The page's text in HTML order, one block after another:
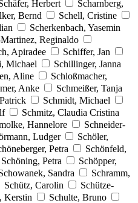
Herbert
Scharnberg,
Bernd
Schell, Cristine
Scherkenbach, Yasemin
Reginaldo
Apiradee
Schiffer, Jan
Michael
Schillinger, Janna
Aline
Schloßmacher,
Anke
Schmeißer, Tanja
Schmidt, Michael
Schmitz, Claudia Cristina
Hannelore
Schneider-
Ludger
Schöler,
Petra
Schönfeld,
Schöning, Petra
Schöpper,
Sandra
Schramm,
Schütz, Carolin
Schütze-
Kerstin
Schulte, Bruno